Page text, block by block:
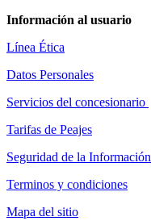
Información al usuario
Línea Ética
Datos Personales
Servicios del concesionario
Tarifas de Peajes
Seguridad de la Información
Terminos y condiciones
Mapa del sitio